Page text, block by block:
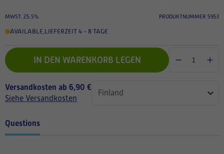
MWST. 25.5% PRODUKTNUMMER 5953
AVAILABLE,LIEFERZEIT 4 - 8 TAGE
IN DEN WARENKORB LEGEN
Versandkosten ab 6,90 €
Siehe Versandkosten
Questions